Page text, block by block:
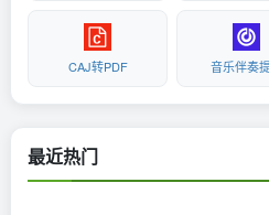
CAJ转PDF 音乐伴奏
最近热门